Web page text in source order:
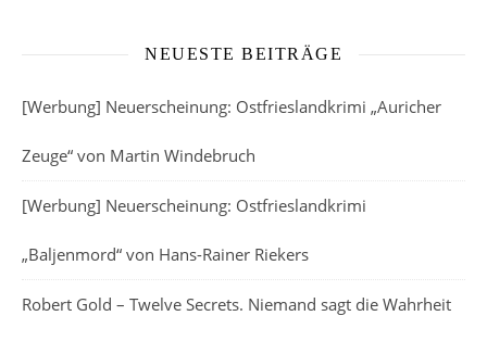
NEUESTE BEITRÄGE
[Werbung] Neuerscheinung: Ostfrieslandkrimi „Auricher
Zeuge“ von Martin Windebruch
[Werbung] Neuerscheinung: Ostfrieslandkrimi
„Baljenmord“ von Hans-Rainer Riekers
Robert Gold – Twelve Secrets. Niemand sagt die Wahrheit